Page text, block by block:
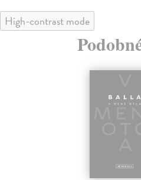
High-contrast mode